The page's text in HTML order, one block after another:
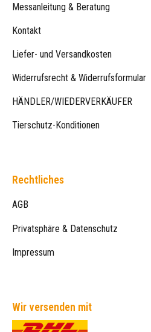
Messanleitung & Beratung
Kontakt
Liefer- und Versandkosten
Widerrufsrecht & Widerrufsformular
HÄNDLER/WIEDERVERKÄUFER
Tierschutz-Konditionen
Rechtliches
AGB
Privatsphäre & Datenschutz
Impressum
Wir versenden mit